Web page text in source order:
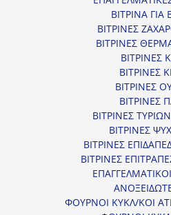
ΒΙΤΡΙΝΑ ΓΙΑ
ΒΙΤΡΙΝΕΣ
ΒΙΤΡΙΝΕΣ
ΒΙΤΡΙΝΕΣ
ΒΙΤΡΙΝΕΣ
ΒΙΤΡΙΝΕΣ
ΒΙΤΡΙΝΕΣ
ΒΙΤΡΙΝΕΣ
ΒΙΤΡΙΝΕΣ
ΒΙΤΡΙΝΕΣ
ΒΙΤΡΙΝΕΣ
ΦΟΥΡΝΟΙ ΚΥΚΛ/ΚΟΙ